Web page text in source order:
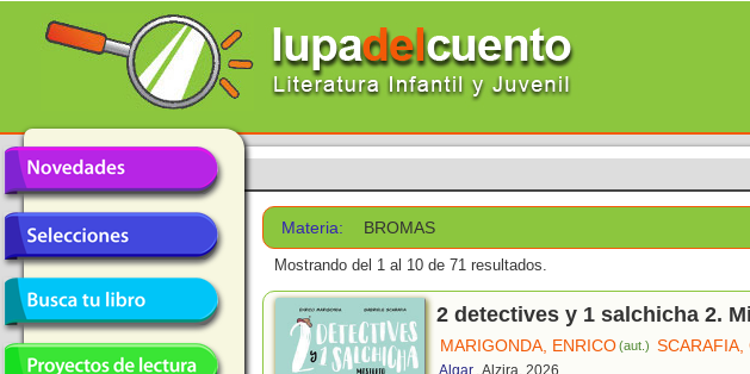
Materia: BROMAS
Mostrando del 1 al 10 de 71 resultados.
2 detectives y 1 salchicha 2.
MARIGONDA, ENRICO(aut.) SCARAFIA,